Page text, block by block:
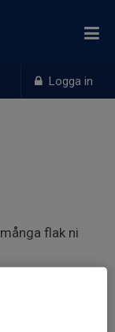
Logga in
flak ni